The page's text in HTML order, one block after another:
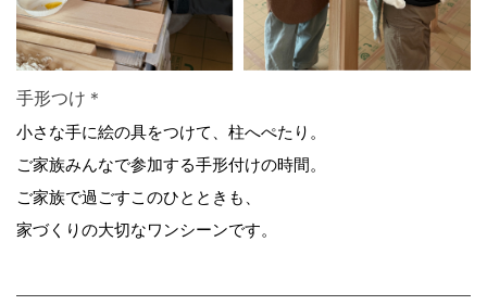
手形つけ＊
小さな手に絵の具をつけて、柱へぺたり。
ご家族みんなで参加する手形付けの時間。
ご家族で過ごすこのひとときも、
家づくりの大切なワンシーンです。